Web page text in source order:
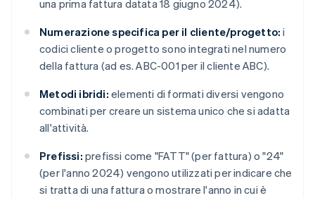
una prima fattura datata 18 giugno 2024).
Numerazione specifica per il cliente/progetto: i
codici cliente o progetto sono integrati nel numero
della fattura (ad es. ABC-001 per il cliente ABC).
Metodi ibridi: elementi di formati diversi vengono
combinati per creare un sistema unico che si adatta
all'attività.
Prefissi: prefissi come "FATT" (per fattura) o "24"
(per l'anno 2024) vengono utilizzati per indicare che
si tratta di una fattura o mostrare l'anno in cui è